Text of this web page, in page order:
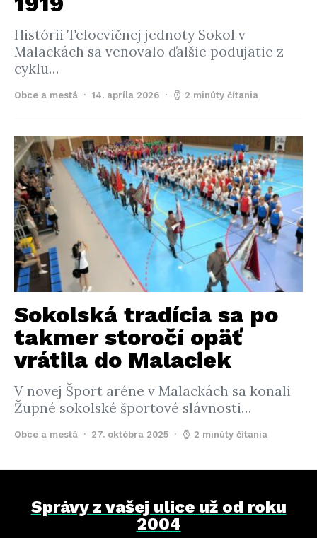
Histórii Telocvičnej jednoty Sokol v
Malackách sa venovalo ďalšie podujatie z
cyklu…
Obce a mestá 14. apríla 2026 2 minúty čítania
Sokolská tradícia sa po
takmer storočí opäť
vrátila do Malaciek
V novej Šport aréne v Malackách sa konali
Župné sokolské športové slávnosti…
Obce a mestá 27. októbra 2025 2 minúty čítania
Správy z vašej ulice už od roku
2004